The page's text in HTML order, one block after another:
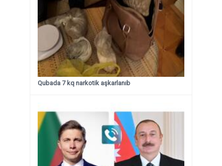
Qubada 7 kq narkotik aşkarlanıb